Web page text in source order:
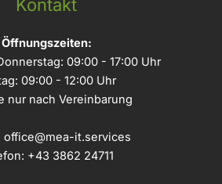
Kontakt
Öffnungszeiten:
09:00 - 17:00 Uhr
09:00 - 12:00 Uhr
nur nach Vereinbarung
office@mea-it.services
+43 3862 24711